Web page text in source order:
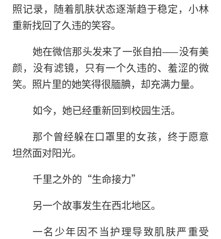
照记录，随着肌肤状态逐渐趋于稳定，小林
重新找回了久违的笑容。
她在微信那头发来了一张自拍——没有美
颜，没有滤镜，只有一个久违的、羞涩的微
笑。照片里的她笑得很腼腆，却充满力量。
如今，她已经重新回到校园生活。
那个曾经躲在口罩里的女孩，终于愿意
坦然面对阳光。
千里之外的“生命接力”
另一个故事发生在西北地区。
一名少年因不当护理导致肌肤严重受